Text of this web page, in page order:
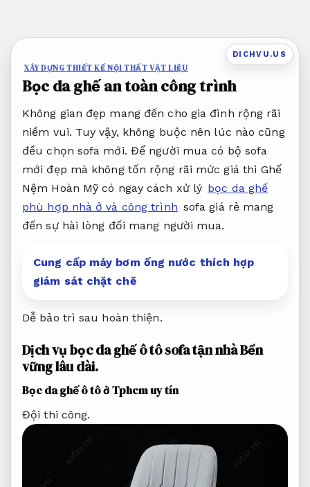
nội
dung
DICHVU.US
XÂY DỰNG THIẾT KẾ NỘI THẤT VẬT LIỆU
Bọc da ghế an toàn công trình
Không gian đẹp mang đến cho gia đình rộng rãi
niềm vui. Tuy vậy, không buộc nên lúc nào cũng
đều chọn sofa mới. Để người mua có bộ sofa
mới đẹp mà không tốn rộng rãi mức giá thì Ghế
Nệm Hoàn Mỹ có ngay cách xử lý bọc da ghế
phù hợp nhà ở và công trình sofa giá rẻ mang
đến sự hài lòng đối mang người mua.
Cung cấp máy bơm ống nước thích hợp
giám sát chặt chẽ
Dễ bảo trì sau hoàn thiện.
Dịch vụ bọc da ghế ô tô sofa tận nhàBền
vững lâu dài.
Bọc da ghế ô tô ở Tphcm uy tín
Đội thi công.